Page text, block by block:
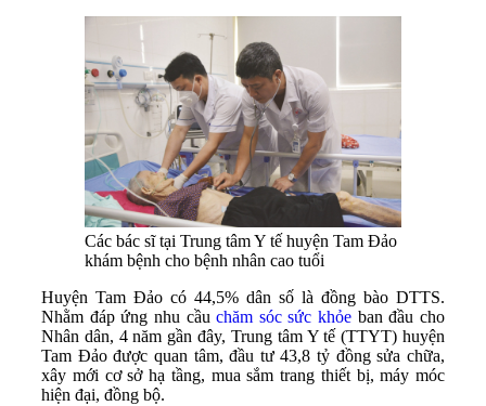
Các bác sĩ tại Trung tâm Y tế huyện Tam Đảo
khám bệnh cho bệnh nhân cao tuổi
Huyện Tam Đảo có 44,5% dân số là đồng bào DTTS.
Nhằm đáp ứng nhu cầuchăm sóc sức khỏe ban đầu cho
Nhân dân, 4 năm gần đây, Trung tâm Y tế (TTYT) huyện
Tam Đảo được quan tâm, đầu tư 43,8 tỷ đồng sửa chữa,
xây mới cơ sở hạ tầng, mua sắm trang thiết bị, máy móc
hiện đại, đồng bộ.